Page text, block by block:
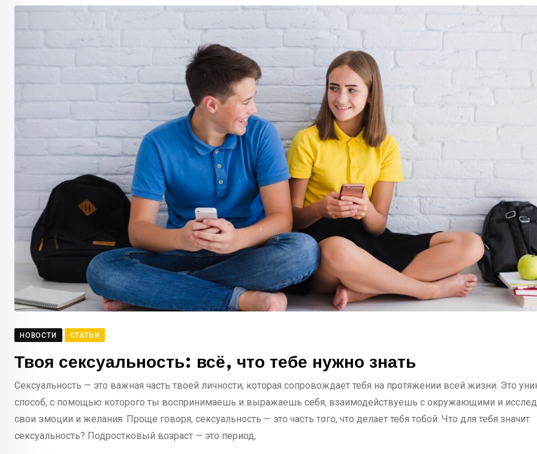
НОВОСТИ СТАТЬИ
Твоя сексуальность: всё, что тебе нужно знать
Сексуальность — это важная часть твоей личности, которая сопровождает тебя на протяжении всей жизни. Это
способ, с помощью которого ты воспринимаешь и выражаешь себя, взаимодействуешь с окружающими и
свои эмоции и желания. Проще говоря, сексуальность — это часть того, что делает тебя тобой. Что для тебя значит
сексуальность? Подростковый возраст — это период,